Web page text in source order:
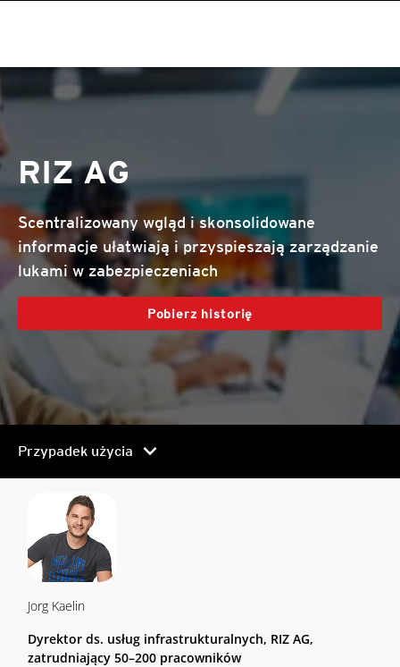
RIZ AG
Scentralizowany wgląd i skonsolidowane
informacje ułatwiają i przyspieszają zarządzanie
lukami w zabezpieczeniach
Pobierz historię
Przypadek użycia chevron_right
Jorg Kaelin
Dyrektor ds. usług infrastrukturalnych, RIZ AG,
zatrudniający 50–200 pracowników
Products